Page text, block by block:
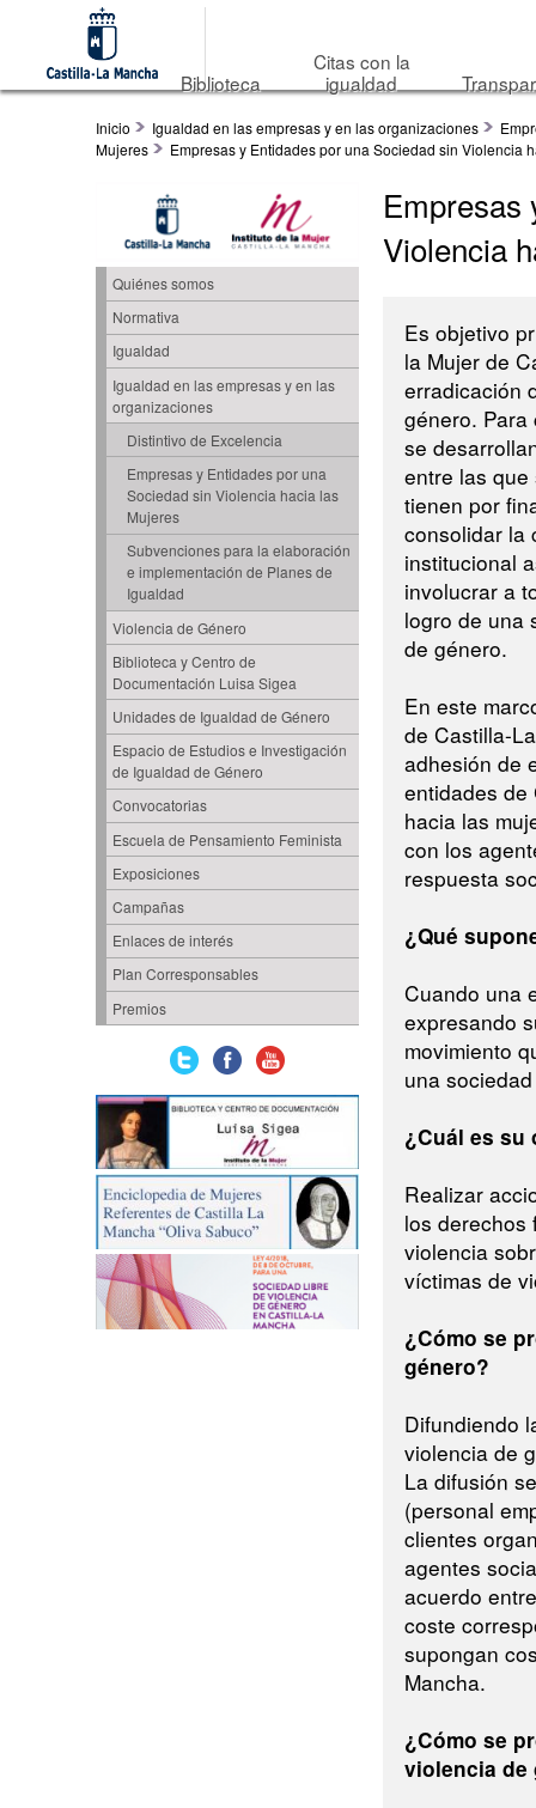
Biblioteca
Citas con la
igualdad
Inicio Igualdad en las empresas y en las organizaciones
Mujeres
Empresas y Entidades por una Sociedad sin Violencia
Quiénes somos
Normativa
Igualdad
Igualdad en las empresas y en las
organizaciones
Distintivo de Excelencia
Empresas y Entidades por una
Sociedad sin Violencia hacia las
Mujeres
Subvenciones para la elaboración
e implementación de Planes de
Igualdad
Violencia de Género
Biblioteca y Centro de
Documentación Luisa Sigea
Unidades de Igualdad de Género
Espacio de Estudios e Investigación
de Igualdad de Género
Convocatorias
Escuela de Pensamiento Feminista
Exposiciones
Campañas
Enlaces de interés
Plan Corresponsables
Premios
Empresas
Violencia
Es objetivo
la Mujer de
erradicación
género.
se
entre las
tienen por
consolidar la
institucional
involucrar a
logro de una
de género.
En este
de Castilla-
adhesión de
entidades de
hacia las
con los
respuesta
¿Qué
Cuando una
expresando
movimiento
una
¿Cuál es su
Realizar
los derechos
violencia
víctimas de
¿Cómo se
género?
Difundiendo
violencia de
La difusión
(personal
clientes
agentes
acuerdo
coste
supongan
Mancha.
¿Cómo se
violencia de